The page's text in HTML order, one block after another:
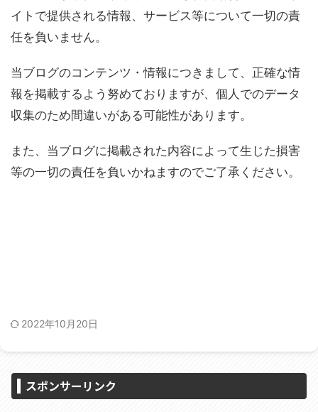
イトで提供される情報、サービス等について一切の責
任を負いません。
当ブログのコンテンツ・情報につきまして、正確な情
報を掲載するよう努めておりますが、個人でのデータ
収集のため間違いがある可能性があります。
また、当ブログに掲載された内容によって生じた損害
等の一切の責任を負いかねますのでご了承ください。
2022年10月20日
スポンサーリンク